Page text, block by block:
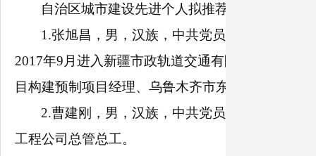
自治区城市建设先进个人拟推荐名单(2名)
1.张旭昌，男，汉族，中共党员，现年39岁
2017年9月进入新疆市政轨道交通有限公司工作，
目构建预制项目经理、乌鲁木齐市东进场高架道路
2.曹建刚，男，汉族，中共党员，现年58岁
工程公司总管总工。